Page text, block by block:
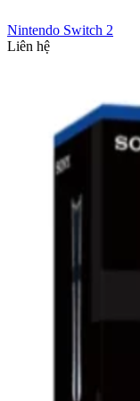
Nintendo Switch 2
Liên hệ